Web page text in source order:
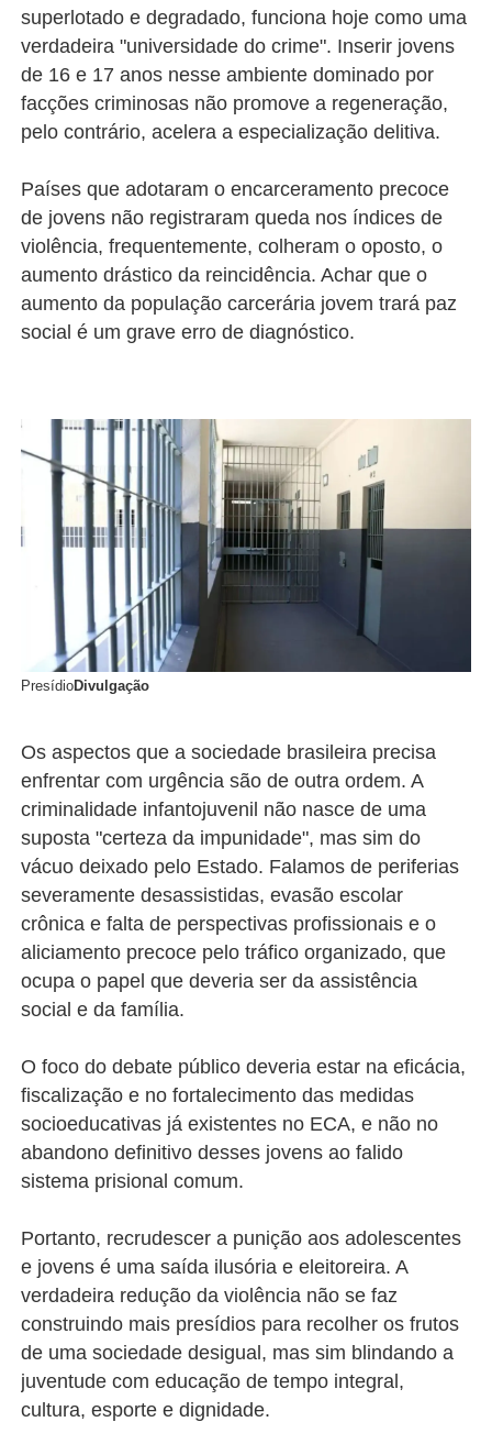
superlotado e degradado, funciona hoje como uma
verdadeira "universidade do crime". Inserir jovens
de 16 e 17 anos nesse ambiente dominado por
facções criminosas não promove a regeneração,
pelo contrário, acelera a especialização delitiva.
Países que adotaram o encarceramento precoce
de jovens não registraram queda nos índices de
violência, frequentemente, colheram o oposto, o
aumento drástico da reincidência. Achar que o
aumento da população carcerária jovem trará paz
social é um grave erro de diagnóstico.
PresídioDivulgação
Os aspectos que a sociedade brasileira precisa
enfrentar com urgência são de outra ordem. A
criminalidade infantojuvenil não nasce de uma
suposta "certeza da impunidade", mas sim do
vácuo deixado pelo Estado. Falamos de periferias
severamente desassistidas, evasão escolar
crônica e falta de perspectivas profissionais e o
aliciamento precoce pelo tráfico organizado, que
ocupa o papel que deveria ser da assistência
social e da família.
O foco do debate público deveria estar na eficácia,
fiscalização e no fortalecimento das medidas
socioeducativas já existentes no ECA, e não no
abandono definitivo desses jovens ao falido
sistema prisional comum.
Portanto, recrudescer a punição aos adolescentes
e jovens é uma saída ilusória e eleitoreira. A
verdadeira redução da violência não se faz
construindo mais presídios para recolher os frutos
de uma sociedade desigual, mas sim blindando a
juventude com educação de tempo integral,
cultura, esporte e dignidade.